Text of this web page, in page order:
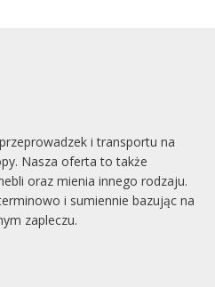
i transportu na
Nasza oferta to także
oraz mienia innego rodzaju.
i sumiennie bazując na
zapleczu.